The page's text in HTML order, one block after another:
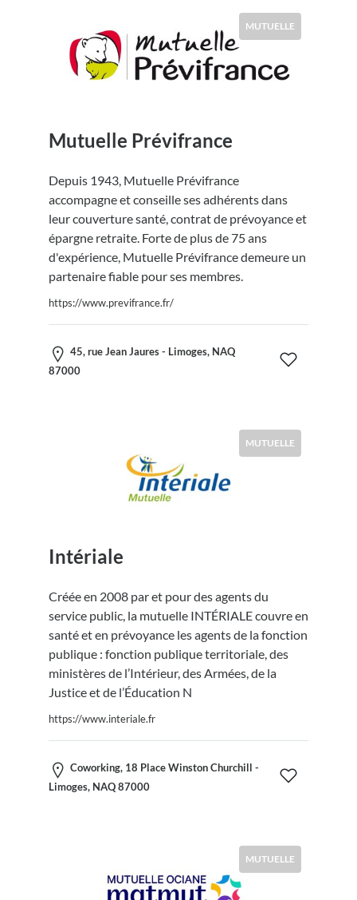
MUTUELLE
Mutuelle Prévifrance
Depuis 1943, Mutuelle Prévifrance
accompagne et conseille ses adhérents dans
leur couverture santé, contrat de prévoyance et
épargne retraite. Forte de plus de 75 ans
d'expérience, Mutuelle Prévifrance demeure un
partenaire fiable pour ses membres.
https://www.previfrance.fr/
45, rue Jean Jaures - Limoges, NAQ
87000
MUTUELLE
Intériale
Créée en 2008 par et pour des agents du
service public, la mutuelle INTÉRIALE couvre en
santé et en prévoyance les agents de la fonction
publique : fonction publique territoriale, des
ministères de l’Intérieur, des Armées, de la
Justice et de l’Éducation N
https://www.interiale.fr
Coworking, 18 Place Winston Churchill -
Limoges, NAQ 87000
MUTUELLE